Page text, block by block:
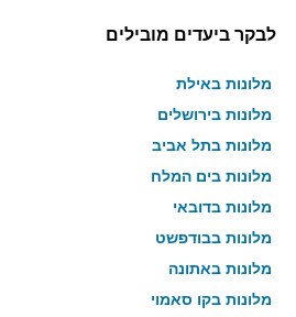
לבקר ביעדים מובילים
מלונות באילת
מלונות בירושלים
מלונות בתל אביב
מלונות בים המלח
מלונות בדובאי
מלונות בבודפשט
מלונות באתונה
מלונות בקו סאמוי